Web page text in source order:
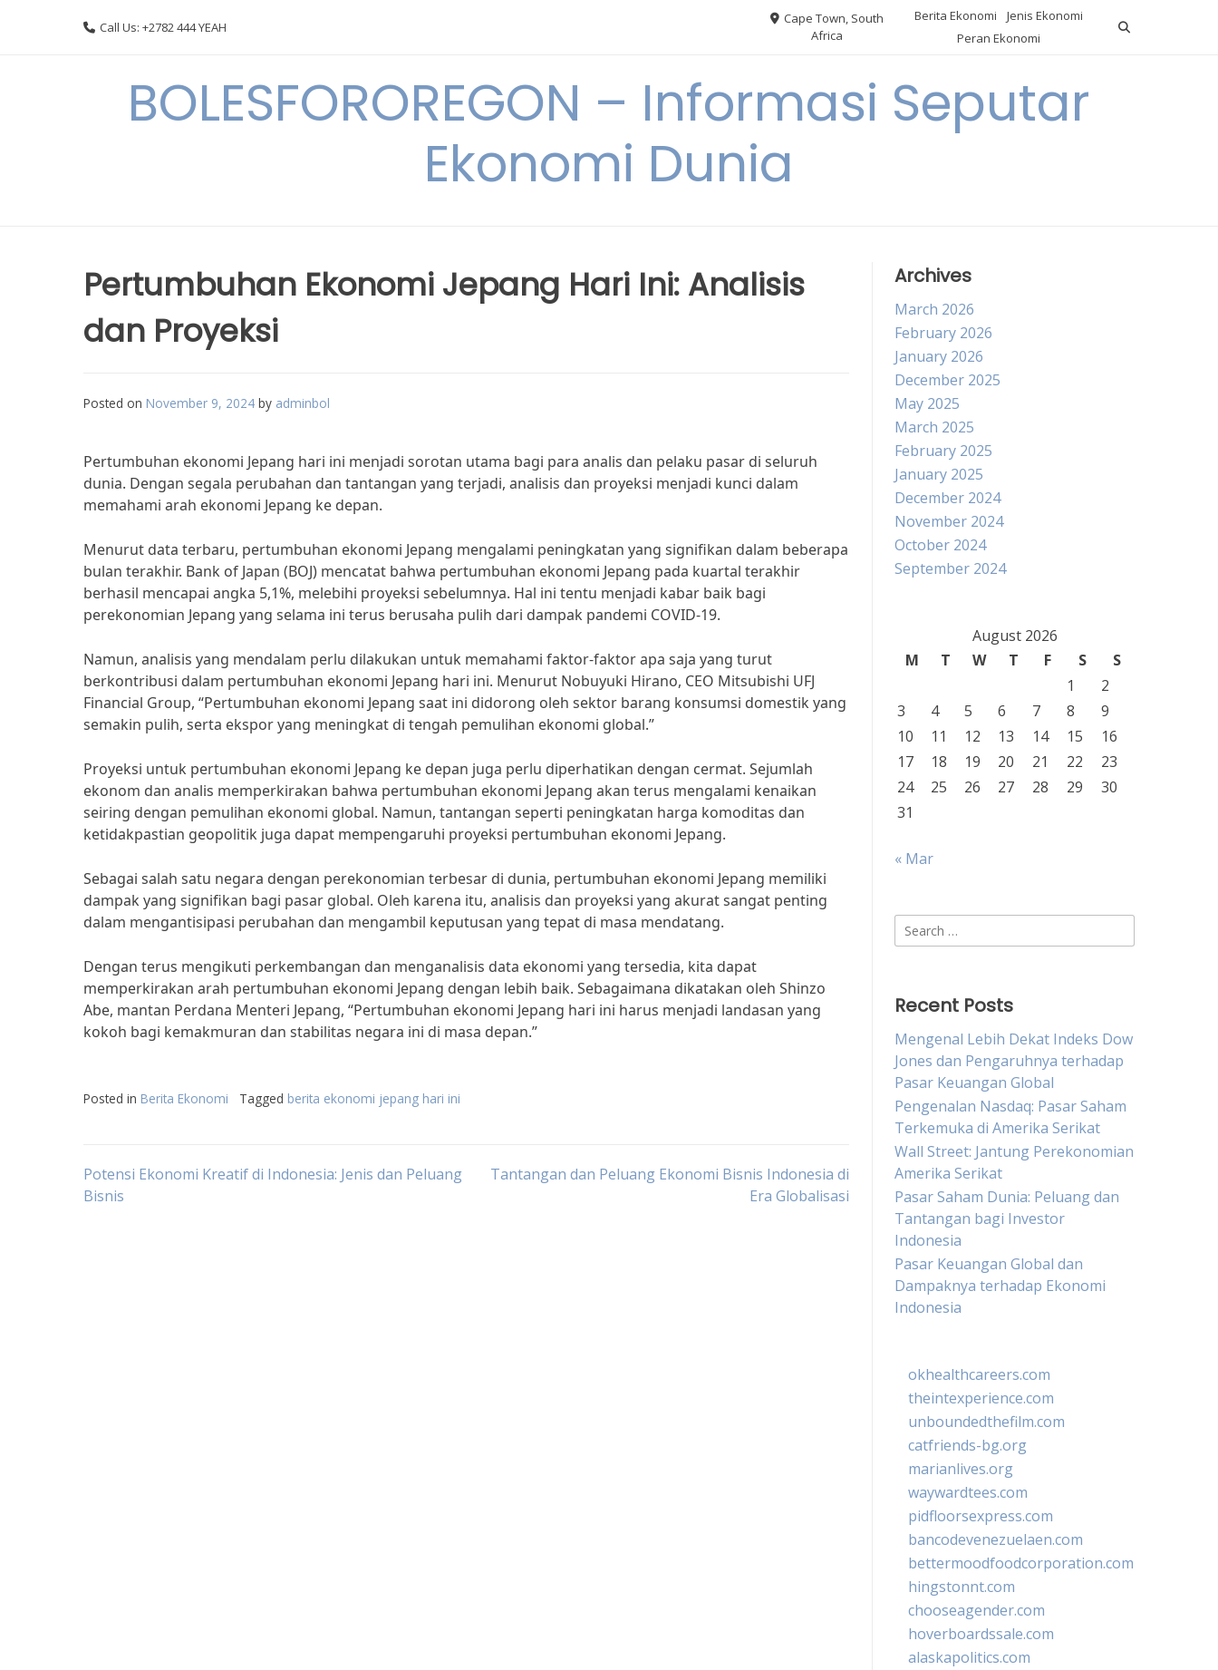
Call Us: +2782 444 YEAH
Cape Town, South
Africa
Berita Ekonomi
Jenis Ekonomi
Peran Ekonomi
BOLESFOROREGON – Informasi Seputar
Ekonomi Dunia
Pertumbuhan Ekonomi Jepang Hari Ini: Analisis
dan Proyeksi
Posted on November 9, 2024 by adminbol
Pertumbuhan ekonomi Jepang hari ini menjadi sorotan utama bagi para analis dan pelaku pasar di seluruh
dunia. Dengan segala perubahan dan tantangan yang terjadi, analisis dan proyeksi menjadi kunci dalam
memahami arah ekonomi Jepang ke depan.
Menurut data terbaru, pertumbuhan ekonomi Jepang mengalami peningkatan yang signifikan dalam beberapa
bulan terakhir. Bank of Japan (BOJ) mencatat bahwa pertumbuhan ekonomi Jepang pada kuartal terakhir
berhasil mencapai angka 5,1%, melebihi proyeksi sebelumnya. Hal ini tentu menjadi kabar baik bagi
perekonomian Jepang yang selama ini terus berusaha pulih dari dampak pandemi COVID-19.
Namun, analisis yang mendalam perlu dilakukan untuk memahami faktor-faktor apa saja yang turut
berkontribusi dalam pertumbuhan ekonomi Jepang hari ini. Menurut Nobuyuki Hirano, CEO Mitsubishi UFJ
Financial Group, “Pertumbuhan ekonomi Jepang saat ini didorong oleh sektor barang konsumsi domestik yang
semakin pulih, serta ekspor yang meningkat di tengah pemulihan ekonomi global.”
Proyeksi untuk pertumbuhan ekonomi Jepang ke depan juga perlu diperhatikan dengan cermat. Sejumlah
ekonom dan analis memperkirakan bahwa pertumbuhan ekonomi Jepang akan terus mengalami kenaikan
seiring dengan pemulihan ekonomi global. Namun, tantangan seperti peningkatan harga komoditas dan
ketidakpastian geopolitik juga dapat mempengaruhi proyeksi pertumbuhan ekonomi Jepang.
Sebagai salah satu negara dengan perekonomian terbesar di dunia, pertumbuhan ekonomi Jepang memiliki
dampak yang signifikan bagi pasar global. Oleh karena itu, analisis dan proyeksi yang akurat sangat penting
dalam mengantisipasi perubahan dan mengambil keputusan yang tepat di masa mendatang.
Dengan terus mengikuti perkembangan dan menganalisis data ekonomi yang tersedia, kita dapat
memperkirakan arah pertumbuhan ekonomi Jepang dengan lebih baik. Sebagaimana dikatakan oleh Shinzo
Abe, mantan Perdana Menteri Jepang, “Pertumbuhan ekonomi Jepang hari ini harus menjadi landasan yang
kokoh bagi kemakmuran dan stabilitas negara ini di masa depan.”
Posted in Berita Ekonomi Tagged berita ekonomi jepang hari ini
Post
Potensi Ekonomi Kreatif di Indonesia: Jenis dan Peluang
Bisnis
Tantangan dan Peluang Ekonomi Bisnis Indonesia di
Era Globalisasi
Archives
March 2026
February 2026
January 2026
December 2025
May 2025
March 2025
February 2025
January 2025
December 2024
November 2024
October 2024
September 2024
August 2026
M
T W T F S
S
1
2
3
4 5 6 7 8
9
10
11 12 13 14 15
16
17
18 19 20 21 22
23
24
25 26 27 28 29
30
31
« Mar
Search
for:
Recent Posts
Mengenal Lebih Dekat Indeks Dow
Jones dan Pengaruhnya terhadap
Pasar Keuangan Global
Pengenalan Nasdaq: Pasar Saham
Terkemuka di Amerika Serikat
Wall Street: Jantung Perekonomian
Amerika Serikat
Pasar Saham Dunia: Peluang dan
Tantangan bagi Investor
Indonesia
Pasar Keuangan Global dan
Dampaknya terhadap Ekonomi
Indonesia
okhealthcareers.com
theintexperience.com
unboundedthefilm.com
catfriends-bg.org
marianlives.org
waywardtees.com
pidfloorsexpress.com
bancodevenezuelaen.com
bettermoodfoodcorporation.com
hingstonnt.com
chooseagender.com
hoverboardssale.com
alaskapolitics.com